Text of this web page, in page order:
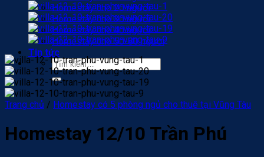
Homestay cho 20 người
Homestay cho 30 người
Homestay cho 40 người
Homestay cho 50-80 người
Tin tức
Tìm
kiếm:
Trang chủ / Homestay có 5 phòng ngủ cho thuê tại Vũng Tàu
Homestay 12/10 Trần Phú